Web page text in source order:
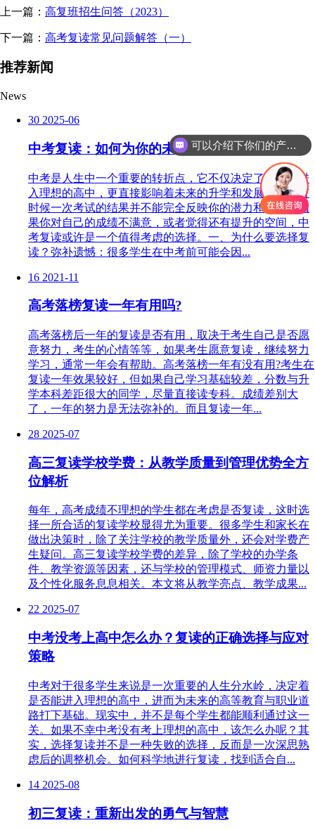
上一篇： 高复班招生问答（2023）
下一篇： 高考复读常见问题解答（一）
推荐新闻
News
30 2025-06
中考复读：如何为你的未来按下重启键？
中考是人生中一个重要的转折点，它不仅决定了你能否进
入理想的高中，更直接影响着未来的升学和发展方向。有
时候一次考试的结果并不能完全反映你的潜力和努力。如
果你对自己的成绩不满意，或者觉得还有提升的空间，中
考复读或许是一个值得考虑的选择。一、为什么要选择复
读？弥补遗憾：很多学生在中考前可能会因...
16 2021-11
高考落榜复读一年有用吗?
高考落榜后一年的复读是否有用，取决于考生自己是否愿
意努力，考生的心情等等，如果考生愿意复读，继续努力
学习，通常一年会有帮助。高考落榜一年有没有用?考生在
复读一年效果较好，但如果自己学习基础较差，分数与升
学本科差距很大的同学，尽量直接读专科。成绩差别大
了，一年的努力是无法弥补的。而且复读一年...
28 2025-07
高三复读学校学费：从教学质量到管理优势全方
位解析
每年，高考成绩不理想的学生都在考虑是否复读，这时选
择一所合适的复读学校显得尤为重要。很多学生和家长在
做出决策时，除了关注学校的教学质量外，还会对学费产
生疑问。高三复读学校学费的差异，除了学校的办学条
件、教学资源等因素，还与学校的管理模式、师资力量以
及个性化服务息息相关。本文将从教学亮点、教学成果...
22 2025-07
中考没考上高中怎么办？复读的正确选择与应对
策略
中考对于很多学生来说是一次重要的人生分水岭，决定着
是否能进入理想的高中，进而为未来的高等教育与职业道
路打下基础。现实中，并不是每个学生都能顺利通过这一
关。如果不幸中考没有考上理想的高中，该怎么办呢？其
实，选择复读并不是一种失败的选择，反而是一次深思熟
虑后的调整机会。如何科学地进行复读，找到适合自...
14 2025-08
初三复读：重新出发的勇气与智慧
可以介绍下你们的产品么